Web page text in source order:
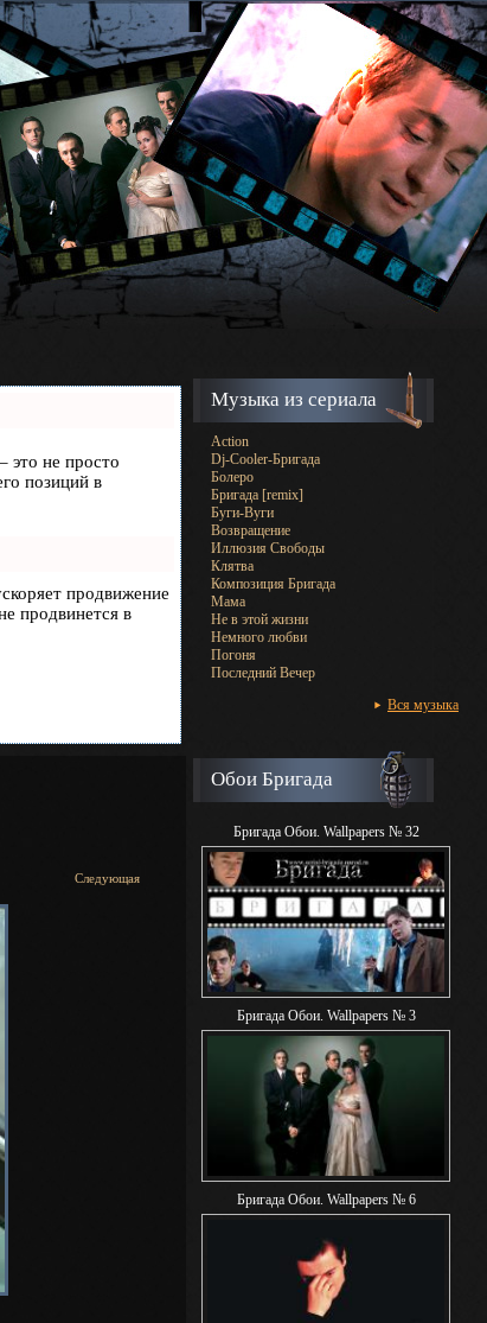
это не просто
позиций в
продвижение
продвинется в
Следующая
Музыка из сериала
Action
Dj-Cooler-Бригада
Болеро
Бригада [remix]
Буги-Вуги
Возвращение
Иллюзия Свободы
Клятва
Композиция Бригада
Мама
Не в этой жизни
Немного любви
Погоня
Последний Вечер
Вся музыка
Обои Бригада
Бригада Обои. Wallpapers № 32
Бригада Обои. Wallpapers № 3
Бригада Обои. Wallpapers № 6